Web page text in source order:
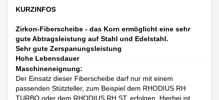
KURZINFOS
Zirkon-Fiberscheibe - das Korn ermöglicht eine sehr
gute Abtragsleistung auf Stahl und Edelstahl.
Sehr gute Zerspanungsleistung
Hohe Lebensdauer
Maschineneignung:
Der Einsatz dieser Fiberscheibe darf nur mit einem
passenden Stützteller, zum Beispiel dem RHODIUS RH
TURBO oder dem RHODIUS RH ST, erfolgen. Hierbei ist